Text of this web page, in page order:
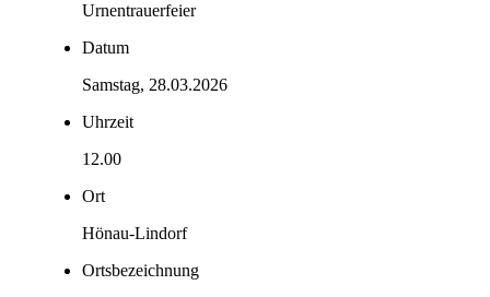
Urnentrauerfeier
Datum
Samstag, 28.03.2026
Uhrzeit
12.00
Ort
Hönau-Lindorf
Ortsbezeichnung